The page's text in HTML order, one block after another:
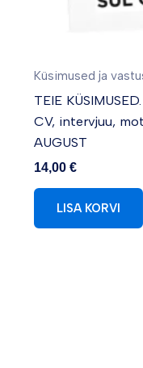
Küsimused ja
TEIE
CV, intervjuu,
AUGUST
14,00 €
LISA KORVI